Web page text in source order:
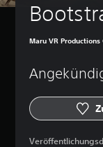
Maru VR Productions